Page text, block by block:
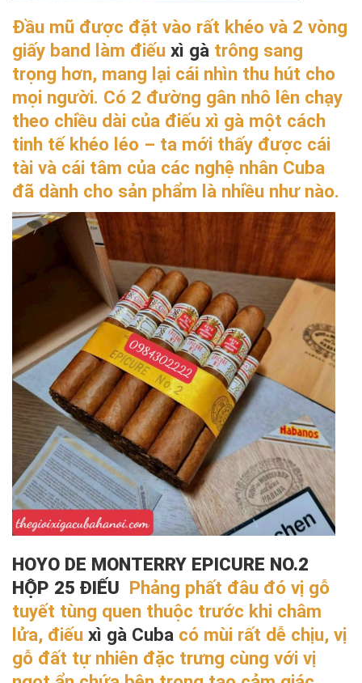
Đầu mũ được đặt vào rất khéo và 2 vòng
giấy band làm điếu xì gà trông sang
trọng hơn, mang lại cái nhìn thu hút cho
mọi người. Có 2 đường gân nhô lên chạy
theo chiều dài của điếu xì gà một cách
tinh tế khéo léo – ta mới thấy được cái
tài và cái tâm của các nghệ nhân Cuba
đã dành cho sản phẩm là nhiều như nào.
HOYO DE MONTERRY EPICURE NO.2
HỘP 25 ĐIẾU Phảng phất đâu đó vị gỗ
tuyết tùng quen thuộc trước khi châm
lửa, điếu xì gà Cuba có mùi rất dễ chịu, vị
gỗ đất tự nhiên đặc trưng cùng với vị